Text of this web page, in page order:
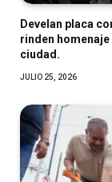
Develan placa
rinden
ciudad.
JULIO 25, 2026